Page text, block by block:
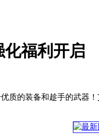
化福利开启
质的装备和趁手的武器